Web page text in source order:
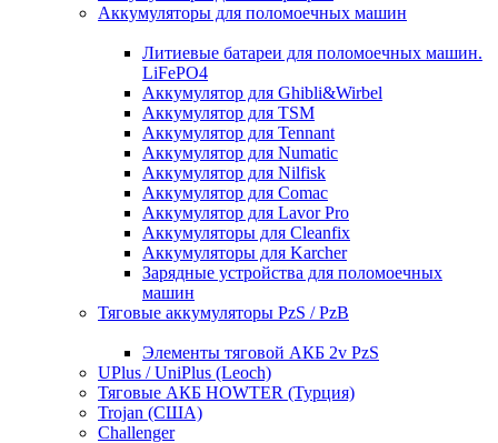
Аккумуляторы для поломоечных машин
Литиевые батареи для поломоечных машин.
LiFePO4
Аккумулятор для Ghibli&Wirbel
Аккумулятор для TSM
Аккумулятор для Tennant
Аккумулятор для Numatic
Аккумулятор для Nilfisk
Аккумулятор для Comac
Аккумулятор для Lavor Pro
Аккумуляторы для Cleanfix
Аккумуляторы для Karcher
Зарядные устройства для поломоечных
машин
Тяговые аккумуляторы PzS / PzB
Элементы тяговой АКБ 2v PzS
UPlus / UniPlus (Leoch)
Тяговые АКБ HOWTER (Турция)
Trojan (США)
Challenger